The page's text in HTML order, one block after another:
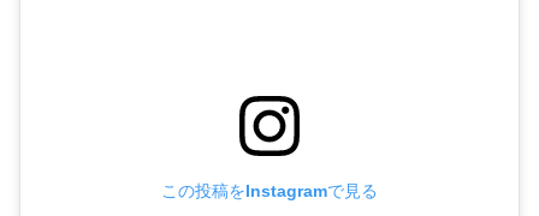
この投稿をInstagramで見る